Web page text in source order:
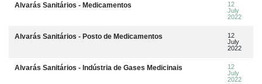
Alvarás Sanitários - Medicamentos
12
July
2022
Alvarás Sanitários - Posto de Medicamentos
12
July
2022
Alvarás Sanitários - Indústria de Gases Medicinais
12
July
2022